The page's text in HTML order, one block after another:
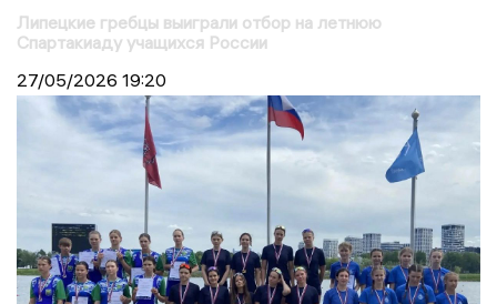
Липецкие гребцы выиграли отбор на летнюю
Спартакиаду учащихся России
27/05/2026 19:20